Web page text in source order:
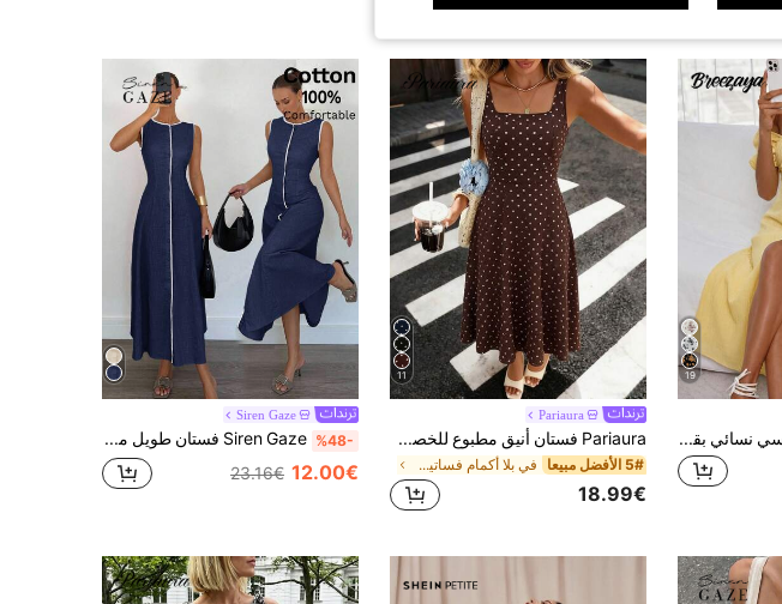
19
Breezaya فستان ماكسي نسائي بقصة A-Line بأسلوب ميلك ميد، بطبعة زهور كاملة وعقدة وفتحة جانبية للفخذ، لإطلالات العطلات والشاطئ
11
Pariaura
Pariaura فستان أنيق مطبوع للخصر للنساء
5# الأفضل مبيعا في بلا أكمام فساتين نسائية متوسطة الطول
18.99€
Siren Gaze
%48- Siren Gaze فستان طويل مناسب بياقة مستديرة بدون أكمام مع تريم ملون، تصميم بسيط
12.00€
23.16€